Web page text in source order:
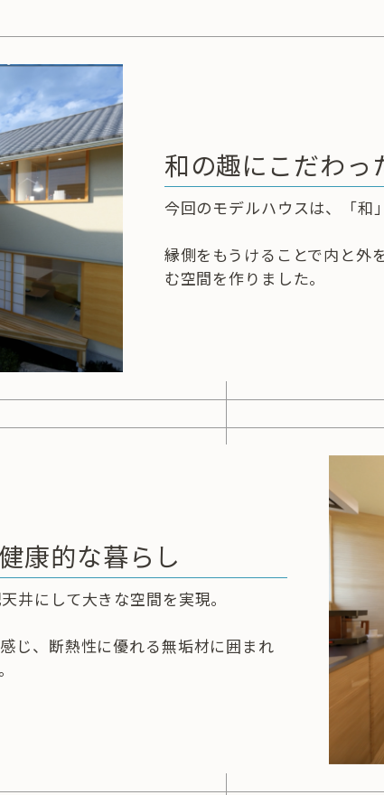
和の趣にこだわっ
今回のモデルハウスは、「和
縁側をもうけることで内と外
む空間を作りました。
康的な暮らし
井にして大きな空間を実現。
じ、断熱性に優れる無垢材に囲まれ